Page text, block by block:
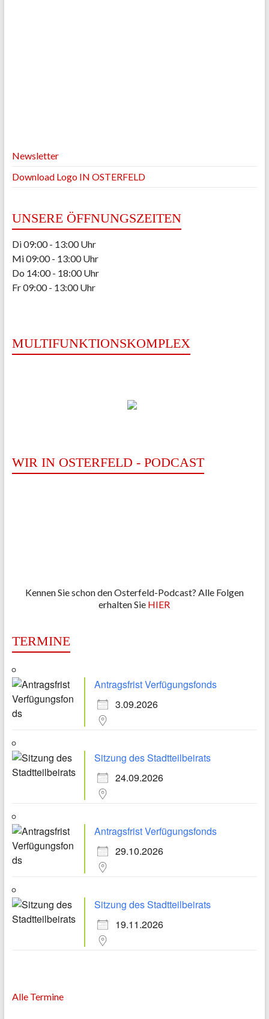
Newsletter
Download Logo IN OSTERFELD
UNSERE ÖFFNUNGSZEITEN
Di 09:00 - 13:00 Uhr
Mi 09:00 - 13:00 Uhr
Do 14:00 - 18:00 Uhr
Fr 09:00 - 13:00 Uhr
MULTIFUNKTIONSKOMPLEX
WIR IN OSTERFELD - PODCAST
Kennen Sie schon den Osterfeld-Podcast? Alle Folgen
erhalten Sie HIER
TERMINE
Antragsfrist Verfügungsfonds
3.09.2026
Sitzung des Stadtteilbeirats
24.09.2026
Antragsfrist Verfügungsfonds
29.10.2026
Sitzung des Stadtteilbeirats
19.11.2026
Alle Termine